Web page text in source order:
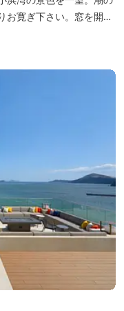
お寛ぎ下さい。窓を開け
できる「座敷釣り」は当
約） 海水温泉露天風呂
放題プランもあるのでお